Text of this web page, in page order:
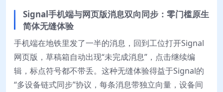
Signal手机端与网页版消息双向同步：零门槛原生
简体无缝体验
手机端在地铁里发了一半的消息，回到工位打开Signal
网页版，草稿箱自动出现“未完成消息”，点击继续编
辑，标点符号都不带丢。这种无缝体验得益于Signal的
“多设备链式同步”协议，每条消息带独立向量，设备间